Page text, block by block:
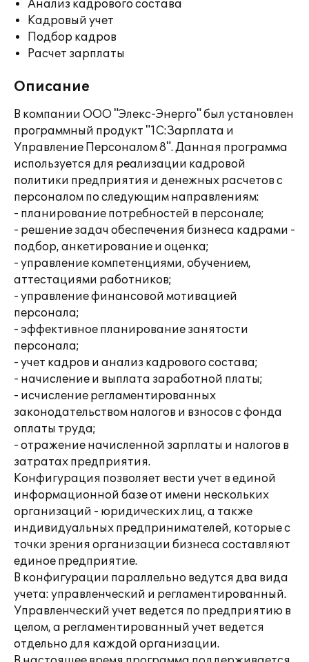
Анализ кадрового состава
Кадровый учет
Подбор кадров
Расчет зарплаты
Описание
В компании ООО "Элекс-Энерго" был установлен
программный продукт "1С:Зарплата и
Управление Персоналом 8". Данная программа
используется для реализации кадровой
политики предприятия и денежных расчетов с
персоналом по следующим направлениям:
- планирование потребностей в персонале;
- решение задач обеспечения бизнеса кадрами -
подбор, анкетирование и оценка;
- управление компетенциями, обучением,
аттестациями работников;
- управление финансовой мотивацией
персонала;
- эффективное планирование занятости
персонала;
- учет кадров и анализ кадрового состава;
- начисление и выплата заработной платы;
- исчисление регламентированных
законодательством налогов и взносов с фонда
оплаты труда;
- отражение начисленной зарплаты и налогов в
затратах предприятия.
Конфигурация позволяет вести учет в единой
информационной базе от имени нескольких
организаций - юридических лиц, а также
индивидуальных предпринимателей, которые с
точки зрения организации бизнеса составляют
единое предприятие.
В конфигурации параллельно ведутся два вида
учета: управленческий и регламентированный.
Управленческий учет ведется по предприятию в
целом, а регламентированный учет ведется
отдельно для каждой организации.